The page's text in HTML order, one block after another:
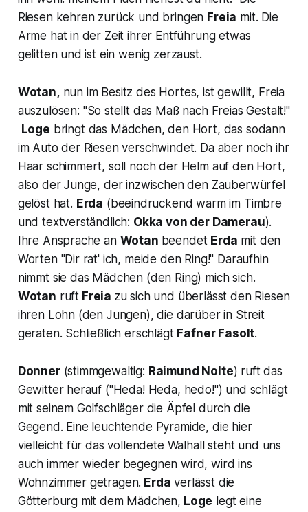
Riesen kehren zurück und bringen Freia mit. Die
Arme hat in der Zeit ihrer Entführung etwas
gelitten und ist ein wenig zerzaust.
Wotan,nun im Besitz des Hortes, ist gewillt, Freia
auszulösen: "So stellt das Maß nach Freias Gestalt!"
Loge bringt das Mädchen, den Hort, das sodann
im Auto der Riesen verschwindet. Da aber noch ihr
Haar schimmert, soll noch der Helm auf den Hort,
also der Junge, der inzwischen den Zauberwürfel
gelöst hat. Erda (beeindruckend warm im Timbre
und textverständlich: Okka von der Damerau).
Ihre Ansprache an Wotan beendet Erda mit den
Worten "Dir rat' ich, meide den Ring!" Daraufhin
nimmt sie das Mädchen (den Ring) mich sich.
Wotan ruft Freia zu sich und überlässt den Riesen
ihren Lohn (den Jungen), die darüber in Streit
geraten. Schließlich erschlägt Fafner Fasolt.
Donner(stimmgewaltig: Raimund Nolte) ruft das
Gewitter herauf ("Heda! Heda, hedo!") und schlägt
mit seinem Golfschläger die Äpfel durch die
Gegend. Eine leuchtende Pyramide, die hier
vielleicht für das vollendete Walhall steht und uns
auch immer wieder begegnen wird, wird ins
Wohnzimmer getragen. Erda verlässt die
Götterburg mit dem Mädchen, Loge legt eine